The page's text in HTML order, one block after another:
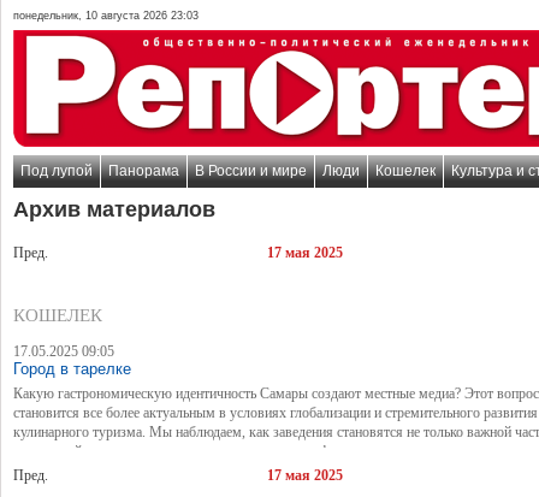
понедельник, 10 августа 2026 23:03
Под лупой Панорама В России и мире Люди Кошелек Культура и
Архив материалов
Пред. 17 мая 2025
КОШЕЛЕК
17.05.2025 09:05
Город в тарелке
Какую гастрономическую идентичность Самары создают местные медиа? Этот вопрос
становится все более актуальным в условиях глобализации и стремительного развития
кулинарного туризма. Мы наблюдаем, как заведения становятся не только важной
культурной идентичности региона, но и значимым фактором экономического
Пред.
17 мая 2025